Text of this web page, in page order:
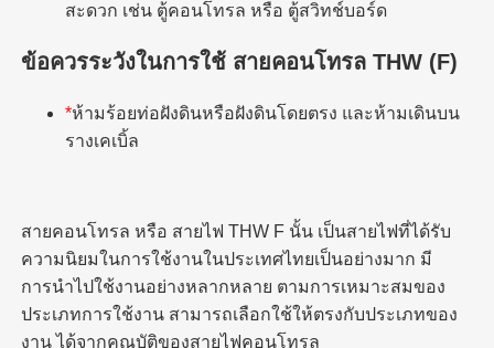
สะดวก เช่น ตู้คอนโทรล หรือ ตู้สวิทช์บอร์ด
ข้อควรระวังในการใช้ สายคอนโทรล THW (F)
*ห้ามร้อยท่อฝังดินหรือฝังดินโดยตรง และห้ามเดินบน
รางเคเบิ้ล
สายคอนโทรล หรือ สายไฟ THW F นั้น เป็นสายไฟที่ได้รับ
ความนิยมในการใช้งานในประเทศไทยเป็นอย่างมาก มี
การนำไปใช้งานอย่างหลากหลาย ตามการเหมาะสมของ
ประเภทการใช้งาน สามารถเลือกใช้ให้ตรงกับประเภทของ
งาน ได้จากคุณบัติของสายไฟคอนโทรล